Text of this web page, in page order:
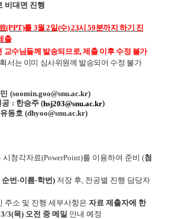
비대면 진행
(PPT)를 3월 2일(수) 23시59분까지 하기 진
출
교수님들께 발송되므로,제출 이후 수정 불가
서는 이미 심사위원께 발송되어 수정 불가
(soomin.goo@snu.ac.kr)
공 : 한승주(hsj203@snu.ac.kr)
유동호(dhyoo@snu.ac.kr)
시청각자료(PowerPoint)를 이용하여 준비 (첨
순번-이름-학번) 저장 후 , 전공별 진행 담당자
주소 및 진행 세부사항은자료 제출자에 한
/3(목) 오전 중 메일 안내 예정